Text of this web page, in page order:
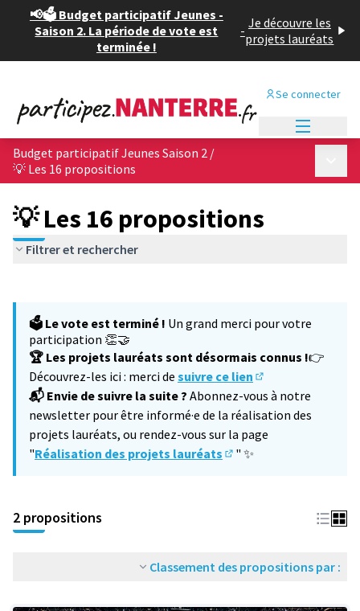
📢🗳️ Budget participatif Jeunes -
Saison 2. La période de vote est
terminée !
- Je découvre les
projets lauréats
Se connecter
Budget participatif Jeunes Saison 2 /
💡 Les 16 propositions
💡 Les 16 propositions
Filtrer et rechercher
−
🗳️ Le vote est terminé ! Un grand merci pour votre
participation 👏🤝
🏆 Les projets lauréats sont désormais connus !👉
Découvrez-les ici : merci de suivre ce lien
(S'ouvre dans un
📬 Envie de suivre la suite ? Abonnez-vous à notre
newsletter pour être informé·e de la réalisation des
projets lauréats, ou rendez-vous sur la page
"Réalisation des projets lauréats
" ✨
2 propositions
Classement des propositions par :